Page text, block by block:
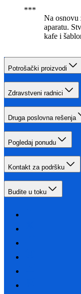
Na osnovu
aparatu.
kafe i
Potrošački proizvodi
Zdravstveni radnici
Druga poslovna rešenja
Pogledaj ponudu
Kontakt za podršku
Budite u toku